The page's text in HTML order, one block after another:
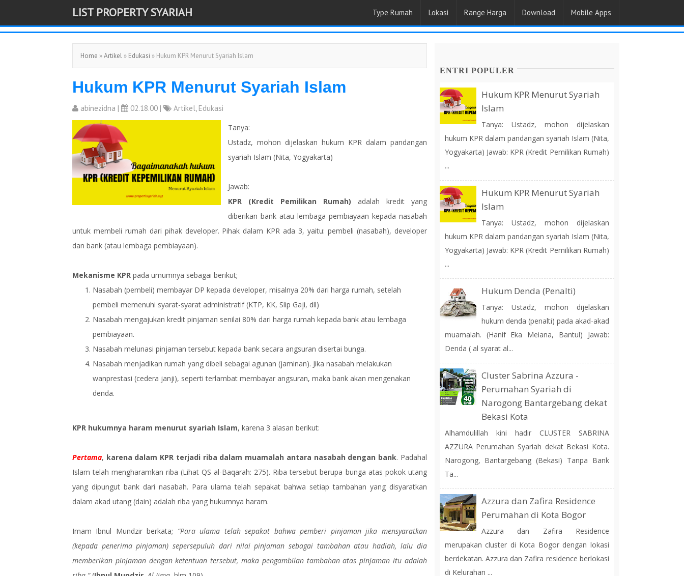
-->
LIST PROPERTY SYARIAH Type Rumah Lokasi Range Harga Download Mobile Apps
Home »Artikel » Edukasi » Hukum KPR Menurut Syariah Islam
Hukum KPR Menurut Syariah Islam
abinezidna | 02.18.00 | Artikel, Edukasi
Tanya:
Ustadz, mohon dijelaskan hukum KPR dalam pandangan
syariah Islam (Nita, Yogyakarta)
Jawab:
KPR (Kredit Pemilikan Rumah) adalah kredit yang
diberikan bank atau lembaga pembiayaan kepada nasabah
untuk membeli rumah dari pihak developer. Pihak dalam KPR ada 3, yaitu: pembeli (nasabah), developer
dan bank (atau lembaga pembiayaan).
Mekanisme KPR pada umumnya sebagai berikut;
Nasabah (pembeli) membayar DP kepada developer, misalnya 20% dari harga rumah, setelah
pembeli memenuhi syarat-syarat administratif (KTP, KK, Slip Gaji, dll)
Nasabah mengajukan kredit pinjaman senilai 80% dari harga rumah kepada bank atau lembaga
pembiayaan.
Nasabah melunasi pinjaman tersebut kepada bank secara angsuran disertai bunga.
Nasabah menjadikan rumah yang dibeli sebagai agunan (jaminan). Jika nasabah melakukan
wanprestasi (cedera janji), seperti terlambat membayar angsuran, maka bank akan mengenakan
denda.
KPR hukumnya haram menurut syariah Islam, karena 3 alasan berikut:
Pertama, karena dalam KPR terjadi riba dalam muamalah antara nasabah dengan bank. Padahal
Islam telah mengharamkan riba (Lihat QS al-Baqarah: 275). Riba tersebut berupa bunga atas pokok utang
yang dipungut bank dari nasabah. Para ulama telah sepakat bahwa setiap tambahan yang disyaratkan
dalam akad utang (dain) adalah riba yang hukumnya haram.
Imam Ibnul Mundzir berkata; “Para ulama telah sepakat bahwa pemberi pinjaman jika mensyaratkan
(kepada penerima pinjaman) sepersepuluh dari nilai pinjaman sebagai tambahan atau hadiah, lalu dia
memberikan pinjaman dengan ketentuan tersebut, maka pengambilan tambahan atas pinjaman itu adalah
ENTRI POPULER
Hukum KPR Menurut Syariah
Islam
Tanya: Ustadz, mohon dijelaskan
hukum KPR dalam pandangan syariah Islam (Nita,
Yogyakarta) Jawab: KPR (Kredit Pemilikan Rumah)
...
Hukum KPR Menurut Syariah
Islam
Tanya: Ustadz, mohon dijelaskan
hukum KPR dalam pandangan syariah Islam (Nita,
Yogyakarta) Jawab: KPR (Kredit Pemilikan Rumah)
...
Hukum Denda (Penalti)
Tanya: Ustadz, mohon dijelaskan
hukum denda (penalti) pada akad-akad
muamalah. (Hanif Eka Meiana, Bantul) Jawab:
Denda ( al syarat al...
Cluster Sabrina Azzura -
Perumahan Syariah di
Narogong Bantargebang dekat
Bekasi Kota
Alhamdulillah kini hadir CLUSTER SABRINA
AZZURA Perumahan Syariah dekat Bekasi Kota.
Narogong, Bantargebang (Bekasi) Tanpa Bank
Ta...
Azzura dan Zafira Residence
Perumahan di Kota Bogor
Azzura dan Zafira Residence
merupakan cluster di Kota Bogor dengan lokasi
berdekatan. Azzura dan Zafira residence berlokasi
di Kelurahan ...